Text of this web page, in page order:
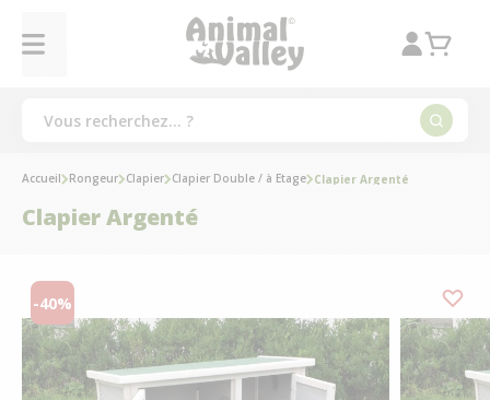
Accueil Rongeur Clapier Clapier Double / à Etage Clapier Argenté
Clapier Argenté
-40%